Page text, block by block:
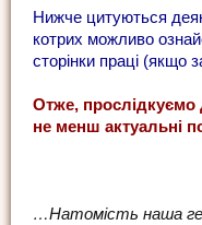
Нижче цитуються
котрих можливо
сторінки праці (якщо
Отже, прослідкуємо
не менш актуальні
…Натомість наша